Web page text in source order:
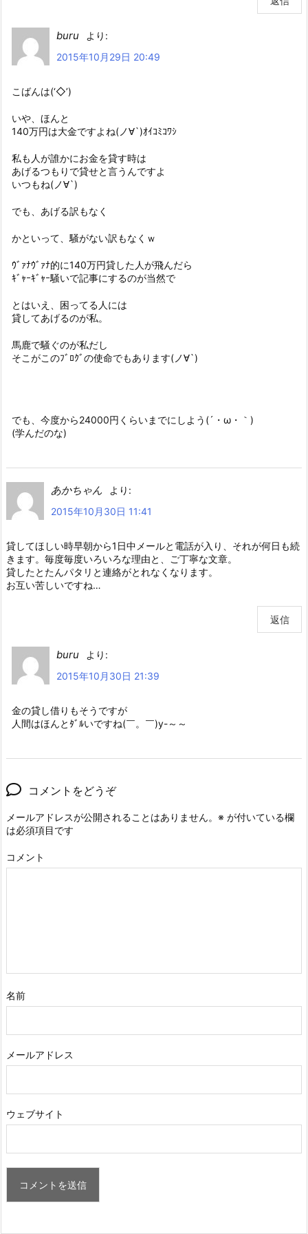
buru
より:
2015年10月29日 20:49
こばんは(‘◇’)ゞ
いや、ほんと
140万円は大金ですよね(ノ∀`)ｵｲｺﾐｺﾜｼ
私も人が誰かにお金を貸す時は
あげるつもりで貸せと言うんですよ
いつもね(ノ∀`)
でも、あげる訳もなく
かといって、騒がない訳もなくｗ
ｳﾞｧﾅｳﾞｧﾅ的に140万円貸した人が飛んだら
ｷﾞｬｰｷﾞｬｰ騒いで記事にするのが当然で
とはいえ、困ってる人には
貸してあげるのが私。
馬鹿で騒ぐのが私だし
そこがこのﾌﾞﾛｸﾞの使命でもあります(ノ∀`)
でも、今度から24000円くらいまでにしよう(´・ω・｀)
(学んだのな)
あかちゃん
より:
2015年10月30日 11:41
貸してほしい時早朝から1日中メールと電話が入り、それが何日も続
きます。毎度毎度いろいろな理由と、ご丁寧な文章。
貸したとたんパタリと連絡がとれなくなります。
お互い苦しいですね…
返信
buru
より:
2015年10月30日 21:39
金の貸し借りもそうですが
人間はほんとﾀﾞﾙいですね(￣。￣)y-～～
コメントをどうぞ
メールアドレスが公開されることはありません。 ※ が付いている欄
は必須項目です
コメント
名前
メールアドレス
ウェブサイト